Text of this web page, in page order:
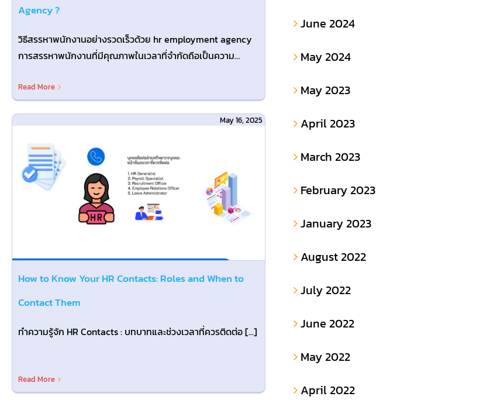
Agency ?
วิธีสรรหาพนักงานอย่างรวดเร็วด้วย hr employment agency
การสรรหาพนักงานที่มีคุณภาพในเวลาที่จำกัดถือเป็นความ
Read More
How to Know Your HR Contacts: Roles and When to
Contact Them
May 16, 2025
ทำความรู้จัก HR Contacts : บทบาทและช่วงเวลาที่ควรติดต่อ [...]
Read More
June 2024
May 2024
May 2023
April 2023
March 2023
February 2023
January 2023
August 2022
July 2022
June 2022
May 2022
April 2022